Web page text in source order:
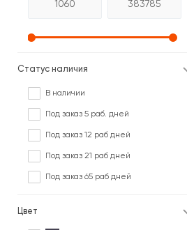
Статус наличия
В наличии
Под заказ 5 раб. дней
Под заказ 12 раб дней
Под заказ 21 раб дней
Под заказ 65 раб дней
Цвет